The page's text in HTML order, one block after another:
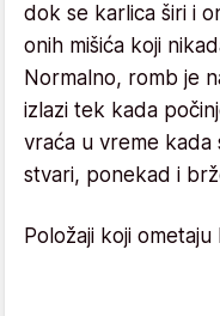
dok se karlica širi i
onih mišića koji
Normalno, romb je
izlazi tek kada
vraća u vreme
stvari, ponekad i
Položaji koji